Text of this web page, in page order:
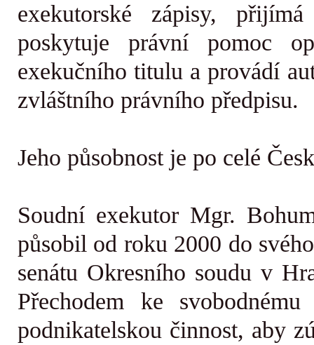
exekutorské zápisy,
poskytuje právní pomoc
exekučního titulu a provádí
zvláštního právního předpisu.
Jeho působnost je po celé
Soudní exekutor Mgr.
působil od roku 2000 do
senátu Okresního soudu v
Přechodem ke
podnikatelskou činnost, aby